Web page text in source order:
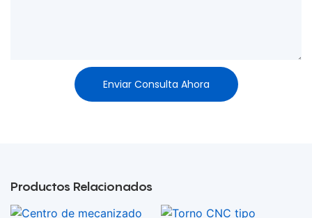
Enviar Consulta Ahora
Productos Relacionados